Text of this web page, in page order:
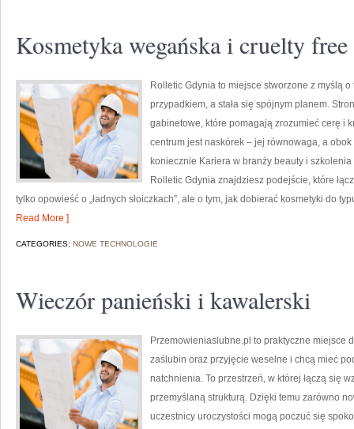
Kosmetyka wegańska i cruelty free
Rolletic Gdynia to miejsce stworzone z myślą
przypadkiem, a stała się spójnym planem.
gabinetowe, które pomagają zrozumieć cerę i
centrum jest naskórek – jej równowaga, a
koniecznie Kariera w branży beauty i
Rolletic Gdynia znajdziesz podejście, które
tylko opowieść o „ładnych słoiczkach”, ale o tym, jak dobierać kosmetyki do
Read More ]
CATEGORIES: NOWE TECHNOLOGIE
Wieczór panieński i kawalerski
Przemowieniaslubne.pl to praktyczne miejsce
zaślubin oraz przyjęcie weselne i chcą mieć
natchnienia. To przestrzeń, w której łączą się
przemyślaną strukturą. Dzięki temu zarówno
uczestnicy uroczystości mogą poczuć się